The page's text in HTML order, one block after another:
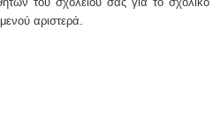
αριστερά.